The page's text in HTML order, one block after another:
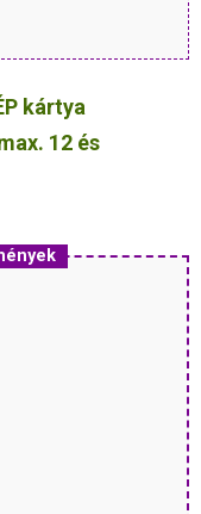
kártya
12 és